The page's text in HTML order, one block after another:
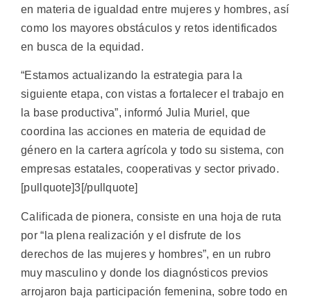
en materia de igualdad entre mujeres y hombres, así
como los mayores obstáculos y retos identificados
en busca de la equidad.
“Estamos actualizando la estrategia para la
siguiente etapa, con vistas a fortalecer el trabajo en
la base productiva”, informó Julia Muriel, que
coordina las acciones en materia de equidad de
género en la cartera agrícola y todo su sistema, con
empresas estatales, cooperativas y sector privado.
[pullquote]3[/pullquote]
Calificada de pionera, consiste en una hoja de ruta
por “la plena realización y el disfrute de los
derechos de las mujeres y hombres”, en un rubro
muy masculino y donde los diagnósticos previos
arrojaron baja participación femenina, sobre todo en